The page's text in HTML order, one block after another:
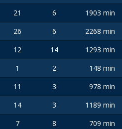
21 6 1903 min
26 6 2268 min
12 14 1293 min
1 2 148 min
11 3 978 min
14 3 1189 min
7 8 709 min